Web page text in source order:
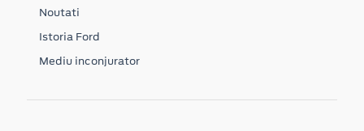
Noutati
Istoria Ford
Mediu inconjurator